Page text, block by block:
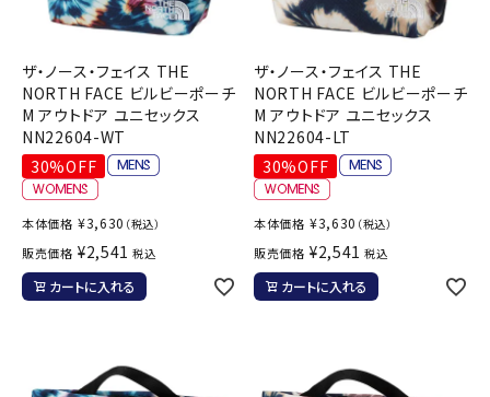
ザ・ノース・フェイス THE
NORTH FACE ビルビーポーチ
M アウトドア ユニセックス
NN22604-WT
30%OFF
本体価格 ¥3,630 （税込）
販売価格 ¥2,541 税込
カートに入れる
ザ・ノース・フェイス THE
NORTH FACE ビルビーポーチ
M アウトドア ユニセックス
NN22604-LT
30%OFF
本体価格 ¥3,630 （税込）
販売価格 ¥2,541 税込
カートに入れる